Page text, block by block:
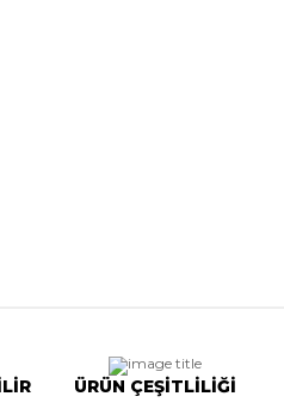
ÜRÜN ÇEŞİTLİLİĞİ